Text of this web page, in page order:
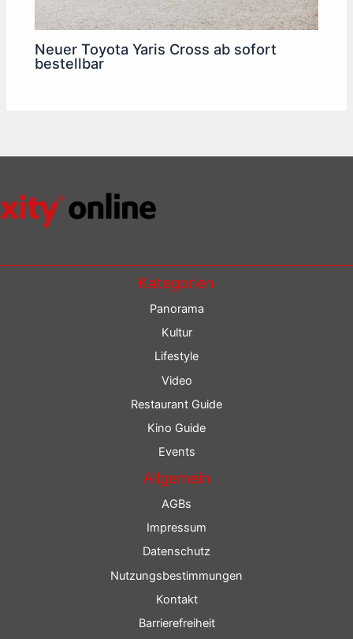
Neuer Toyota Yaris Cross ab sofort
bestellbar
Kategorien
Panorama
Kultur
Lifestyle
Video
Restaurant Guide
Kino Guide
Events
Allgemein
AGBs
Impressum
Datenschutz
Nutzungsbestimmungen
Kontakt
Barrierefreiheit